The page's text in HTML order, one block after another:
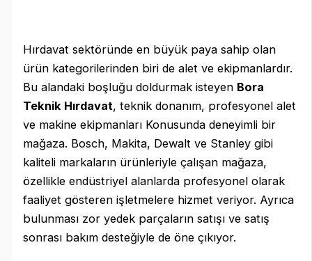
Hırdavat sektöründe en büyük paya sahip olan
ürün kategorilerinden biri de alet ve ekipmanlardır.
Bu alandaki boşluğu doldurmak isteyen Bora
Teknik Hırdavat, teknik donanım, profesyonel alet
ve makine ekipmanları Konusunda deneyimli bir
mağaza. Bosch, Makita, Dewalt ve Stanley gibi
kaliteli markaların ürünleriyle çalışan mağaza,
özellikle endüstriyel alanlarda profesyonel olarak
faaliyet gösteren işletmelere hizmet veriyor. Ayrıca
bulunması zor yedek parçaların satışı ve satış
sonrası bakım desteğiyle de öne çıkıyor.